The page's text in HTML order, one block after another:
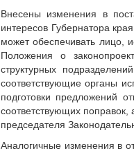
Внесены изменения в
интересов Губернатора
может обеспечивать лицо,
Положения о
структурных
соответствующие органы
подготовки предложений
соответствующих
председателя
Аналогичные изменения в